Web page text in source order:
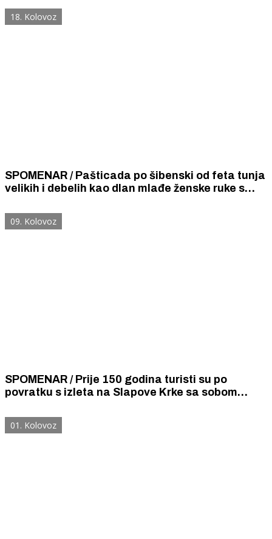
18. Kolovoz
SPOMENAR / Pašticada po šibenski od feta tunja
velikih i debelih kao dlan mlađe ženske ruke s
maraštinom skupljom od suha zlata.
09. Kolovoz
SPOMENAR / Prije 150 godina turisti su po
povratku s izleta na Slapove Krke sa sobom
čuvenom šibenskom brudetu od janjetine
01. Kolovoz